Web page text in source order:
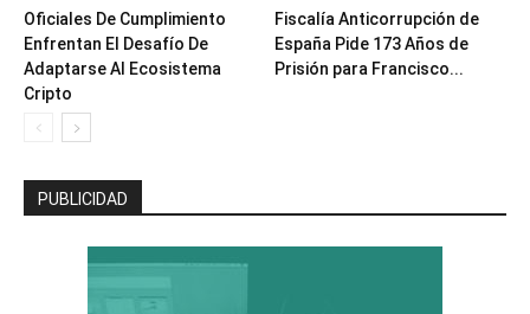
Oficiales De Cumplimiento
Enfrentan El Desafío De
Adaptarse Al Ecosistema
Cripto
Fiscalía Anticorrupción de
España Pide 173 Años de
Prisión para Francisco...
PUBLICIDAD